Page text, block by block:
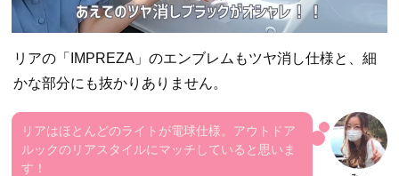
リアの「IMPREZA」のエンブレムもツヤ消し仕様と、細
かな部分にも抜かりありません。
リアはほとんどのライトが電球仕様。アウトドア
ルックのリアスタイルにマッチしていると思いま
す！